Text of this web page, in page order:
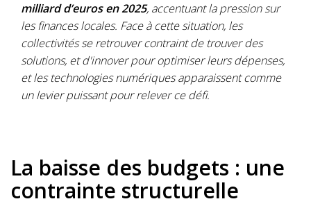
milliard d’euros en 2025, accentuant la pression sur
les finances locales. Face à cette situation, les
collectivités se retrouver contraint de trouver des
solutions, et d'innover pour optimiser leurs dépenses,
et les technologies numériques apparaissent comme
un levier puissant pour relever ce défi.
La baisse des budgets : une
contrainte structurelle